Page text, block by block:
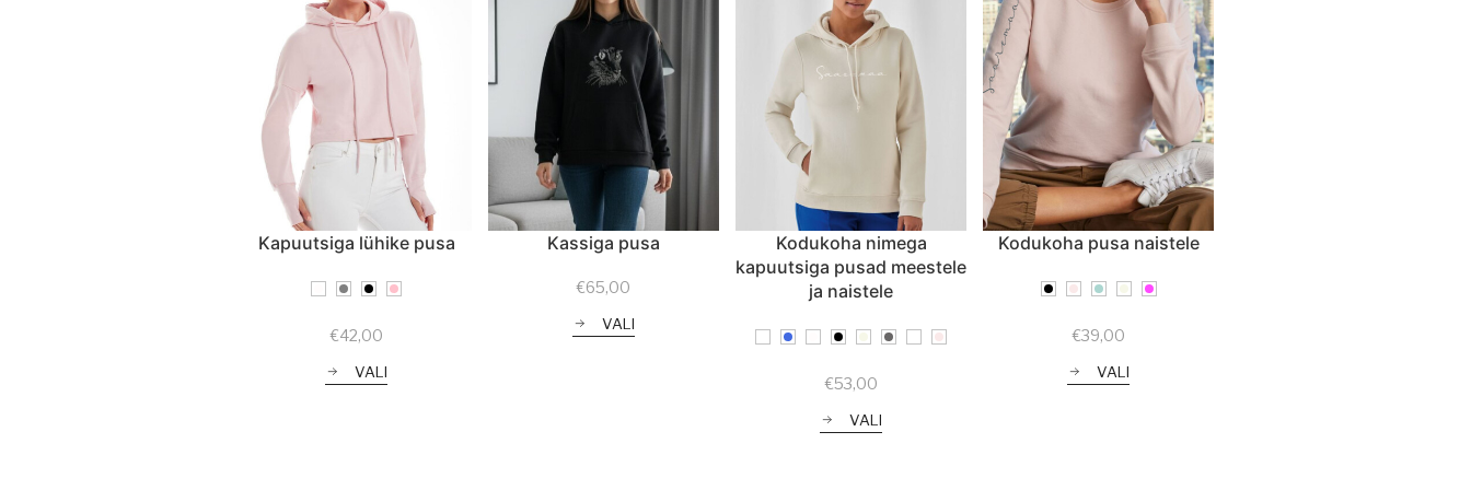
Kapuutsiga lühike pusa
€42,00
VALI
Kassiga pusa
€65,00
VALI
Kodukoha nimega
kapuutsiga pusad meestele
ja naistele
€53,00
VALI
Kodukoha pusa naistele
€39,00
VALI